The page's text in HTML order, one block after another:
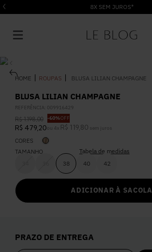
8X SEM JUROS*
ROUPAS BLUSA LILIAN CHAMPAGNE
BLUSA LILIAN CHAMPAGNE
REFERÊNCIA: 009916429
R$ 1.198,00 -60%OFF
R$ 479,20 ou 4 x R$ 119 80 sem juros
CORES
TAMANHO
38 40 42
Tabela de medidas
ADICIONAR À SACOLA
PRAZO DE ENTREGA
1 º Vestido
2 Roupas
Jeans
4º Blusa
5º Calça